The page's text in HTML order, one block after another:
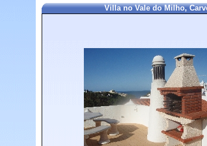
Villa no Vale do Milho,